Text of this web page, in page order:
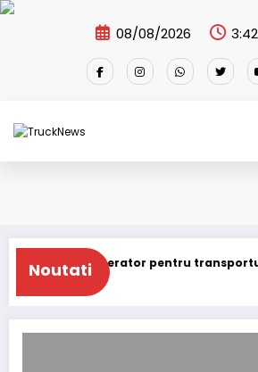
Skip
08/08/2026
Noutati
Iulia caută operator pentru transportul